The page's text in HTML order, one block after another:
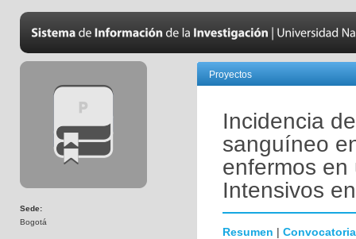
Sede:
Bogotá
Proyectos
Incidencia
sanguíneo
enfermos
Intensivos
Resumen | Convocatoria